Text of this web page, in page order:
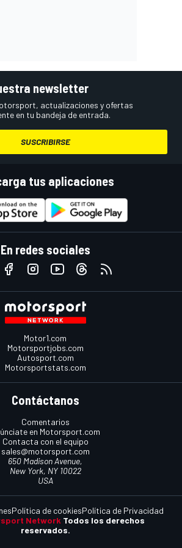
newsletter
actualizaciones y ofertas
en tu bandeja de entrada.
SUSCRIBIRSE
tus aplicaciones
En redes sociales
Motor1.com
Motorsportjobs.com
Autosport.com
Motorsportstats.com
Contáctanos
Comentarios
en Motorsport.com
Contacta con el equipo
sales@motorsport.com
650 Madison Avenue,
New York, NY 10022
USA
Network Todos los derechos
reservados.
Política de cookiesPolítica de Privacidad